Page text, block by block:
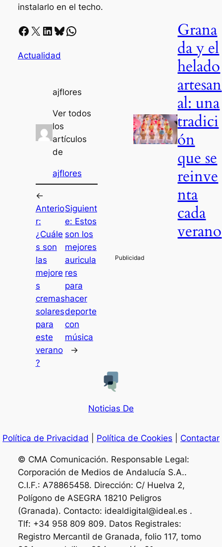
instalarlo en el techo.
Facebook X LinkedIn Bluesky Whatsapp
Actualidad
ajflores
Ver todos
los
artículos
de
ajflores
←
Anterio
r:
¿Cuále
s son
las
mejore
s
cremas
solares
para
este
verano
?
Siguient
e: Estos
son los
mejores
auricula
res
para
hacer
deporte
con
música
→
Grana
da y el
helado
artesan
al: una
tradici
ón
que se
reinve
nta
cada
verano
Noticias De
Política de Privacidad Política de Cookies Contactar
© CMA Comunicación. Responsable Legal:
Corporación de Medios de Andalucía S.A..
C.I.F.: A78865458. Dirección: C/ Huelva 2,
Polígono de ASEGRA 18210 Peligros
(Granada). Contacto: idealdigital@ideal.es .
Tlf: +34 958 809 809. Datos Registrales:
Registro Mercantil de Granada, folio 117, tomo